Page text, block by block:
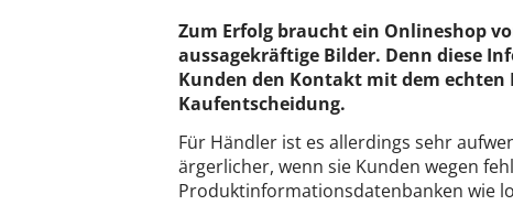
Zum Erfolg braucht ein Onlineshop
aussagekräftige Bilder. Denn diese
Kunden den Kontakt mit dem
Kaufentscheidung.
Für Händler ist es allerdings sehr
ärgerlicher, wenn sie Kunden wegen
Produktinformationsdatenbanken wie